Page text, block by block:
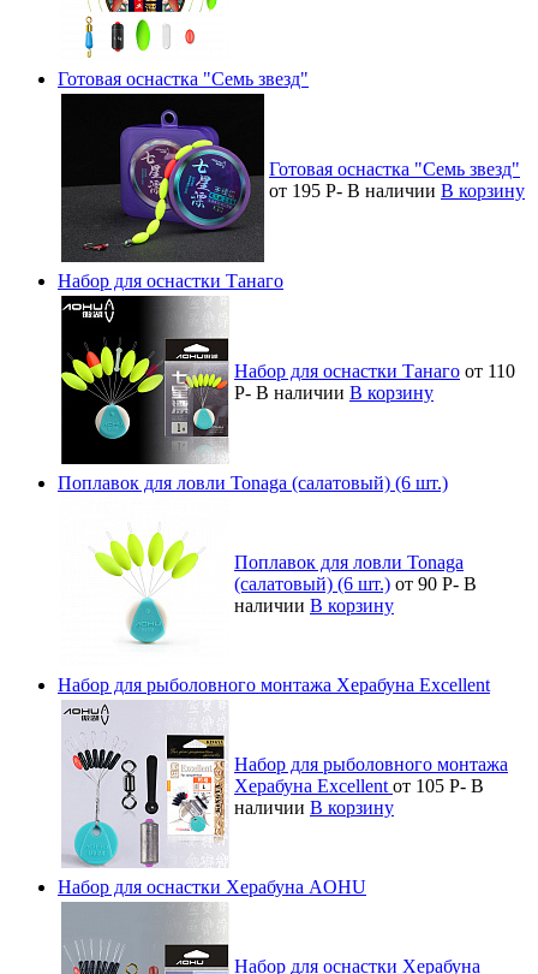
Готовая оснастка "Семь звезд"
Готовая оснастка "Семь звезд"
от 195 Р- В наличии В корзину
Набор для оснастки Танаго
Набор для оснастки Танаго от 110
Р- В наличии В корзину
Поплавок для ловли Tonaga (салатовый) (6 шт.)
Поплавок для ловли Tonaga
(салатовый) (6 шт.) от 90 Р- В
наличии В корзину
Набор для рыболовного монтажа Херабуна Excellent
Набор для рыболовного монтажа
Херабуна Excellent от 105 Р- В
наличии В корзину
Набор для оснастки Херабуна AOHU
Набор для оснастки Херабуна